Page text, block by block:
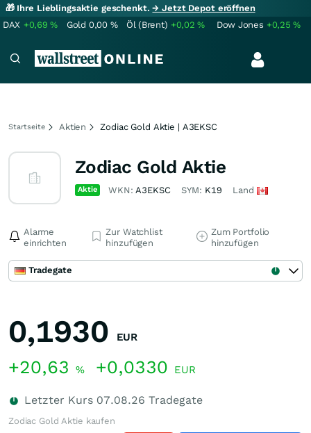
🎁 Ihre Lieblingsaktie geschenkt.→ Jetzt Depot eröffnen
DAX +0,69% Gold 0,00 % Öl (Brent) +0,02% Dow Jones +0,25%
Startseite Aktien Zodiac Gold Aktie | A3EKSC
Zodiac Gold Aktie
Aktie WKN:A3EKSC SYM: K19 Land
Alarme
einrichten
Zur Watchlist
hinzufügen
Zum Portfolio
hinzufügen
Tradegate
0,1930 EUR
+20,63 % +0,0330 EUR
Letzter Kurs 07.08.26 Tradegate
Zodiac Gold Aktie kaufen